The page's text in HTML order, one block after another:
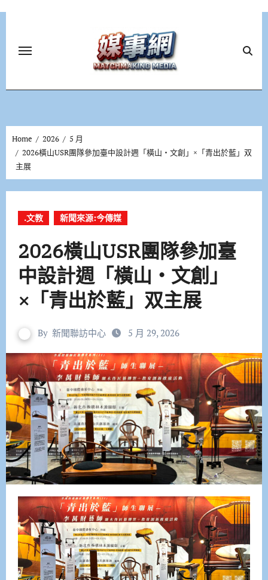
Home 2026
5 月
2026橫山USR團隊參加臺中設計週「橫山‧文創」×「青出於藍」双
主展
.文教 新聞來源:今傳媒
2026橫山USR團隊參加臺
中設計週「橫山‧文創」
×「青出於藍」双主展
By 新聞聯訪中心 5 月 29, 2026